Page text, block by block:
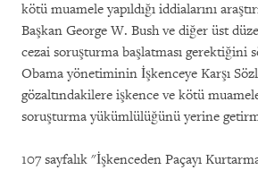
kötü muamele yapıldığı iddialarını
Başkan George W. Bush ve diğer üst
cezai soruşturma başlatması gerektiğini
Obama yönetiminin İşkenceye Karşı
gözaltındakilere işkence ve kötü
soruşturma yükümlülüğünü yerine
107 sayfalık "İşkenceden Paçayı